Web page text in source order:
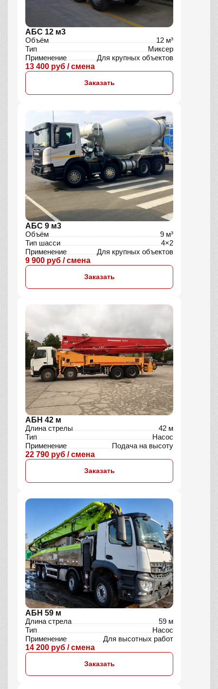
АБС 12 м3
Объём
12 м³
Тип
Миксер
Применение
Для крупных объектов
13 400 руб / смена
Заказать
АБС 9 м3
Объём
9 м³
Тип шасси
4×2
Применение
Для крупных объектов
9 900 руб / смена
Заказать
АБН 42 м
Длина стрелы
42 м
Тип
Насос
Применение
Подача на высоту
22 790 руб / смена
Заказать
АБН 59 м
Длина стрела
59 м
Тип
Насос
Применение
Для высотных работ
14 200 руб / смена
Заказать